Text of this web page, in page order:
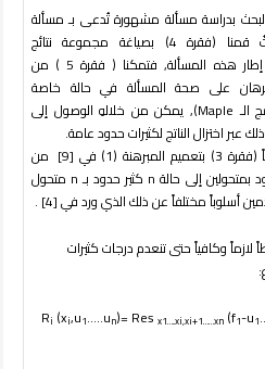
بدراسة مسألة مشهورة تُدعى بـ مسألة
اليعقوبي, حيثُ قمنا (فقرة 4) بصياغة مجموعة نتائج
ومبرهنات في إطار هذه المسألة, فتمكنا ( فقرة 5 ) من
على صحة المسألة في حالة خاصة
(باستخدام برنامج الـ Maple), يمكن من خلالهِ الوصول إلى
عبر اختزال الناتج لكثيرات حدود عامة.
كما قمنا أيضاً (فقرة 3) بتعميم المبرهنة (1) في [9] من
حالة كثيري حدود بمتحولين إلى حالة n كثير حدود بـ n متحول
لازماً وكافياً حتى تنعدم درجات كثيرات
i (xi,u1…..un)= Res x1…..xi,xi+1……xn(f1-u1